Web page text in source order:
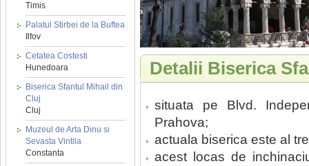
Timis
Palatul Stirbei de la Buftea
Ilfov
Cetatea Costesti
Hunedoara
Biserica Sfantul Mihail din
Cluj
Cluj
Muzeul de Arta Dinu si
Sevasta Vintila
Constanta
Detalii Biserica
situata pe Blvd.
Prahova;
actuala biserica este al
acest locas de